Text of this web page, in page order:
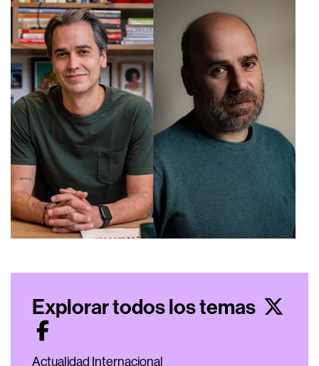
Explorar todos los temas
Actualidad Internacional